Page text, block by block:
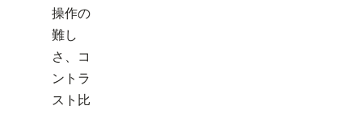
操作の
難し
さ、コ
ントラ
スト比